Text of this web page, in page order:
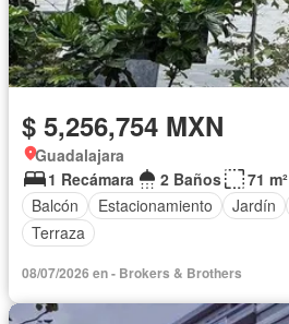
$ 5,256,754 MXN
Guadalajara
1 Recámara
2 Baños
71 m²
Balcón
Estacionamiento Jardín
Terraza
08/07/2026 en - Brokers & Brothers